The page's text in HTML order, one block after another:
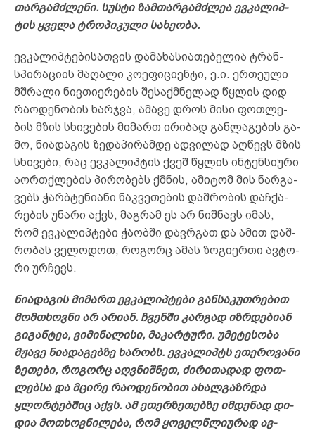
თარ­გამ­ძლე­ნი. სუს­ტი­ ზამ­თარ­გამ­ძლეა ევ­კა­ლიპ­
ტის ყვე­ლა ტრო­პი­კუ­ლი სა­ხე­ო­ბა.
ევ­კა­ლიპ­ტე­ბი­სათ­ვის და­მა­ხა­სი­ათ­ებ­ელ­ია ტრან­
სპი­რა­ცი­ის მა­ღა­ლი კო­ეფ­იც­ი­ენ­ტი, ე.ი. ერ­თე­უ­ლი
მშრა­ლი ნივ­თი­ერ­ებ­ის შე­საქ­მნე­ლად წყლის დიდ
რა­ოდ­ენ­ობ­ის ხარ­ჯვა, ამ­ა­ვე დროს მი­სი ფოთ­ლე­
ბის მზის სხი­ვე­ბის მი­მართ ირ­იბ­ად გან­ლა­გე­ბის გა­
მო, ნი­ად­აგ­ის ზე­და­პი­რამ­დე ად­ვი­ლად აღ­წევს მზის
სხი­ვე­ბი, რაც ევ­კა­ლიპ­ტის ქვეშ წყლის ინ­ტენ­სი­უ­რი
აორ­თქლე­ბის პი­რო­ბებს ქმნის, ამ­იტ­ომ მის ნარ­გა­
ვებს ჭარ­ბტე­ნი­ა­ნი ნაკ­ვე­თე­ბის დაშ­რო­ბის დაჩ­ქა­
რე­ბის უნ­ა­რი აქვს, მაგ­რამ ეს არ ნიშ­ნავს იმ­ას,
რომ ევ­კა­ლიპ­ტე­ბი ჭა­ობ­ში დავრ­გათ და ამ­ით დაშ­
რო­ბას ვე­ლო­დოთ, როგორც ამ­ას ზო­გი­ერ­თი ავ­ტო­
რი ურ­ჩევს.
ნი­ად­აგ­ის მი­მართ ევ­კა­ლიპ­ტე­ბი გან­სა­კუთ­რე­ბით
მომ­თხოვ­ნი არ არ­ი­ან. ჩვენ­ში კარ­გად იზრ­დე­ბი­ან
გი­გან­ტეა, ვი­მი­ნა­ლი­სი, მა­კარ­ტუ­რი. უმ­ეტ­ეს­ო­ბა
მჟა­ვე ნი­ად­აგ­ებ­ზე ხა­რობს. ევ­კა­ლიპტს ეთ­ერ­ოვ­ა­ნი
ზე­თე­ბი, რო­გორც აღ­ვნიშ­ნეთ, ძი­რი­თა­დად ფოთ­
ლებ­სა და მცი­რე რა­ოდ­ენ­ობ­ით ახ­ალ­გაზრ­და
ყლორ­ტებ­შიც აქვს. ამ ეთ­ერ­ზე­თებ­ზე იმ­დე­ნად დი­
დია მოთ­ხოვ­ნი­ლე­ბა, რომყოველწლი­ურ­ად ავ­